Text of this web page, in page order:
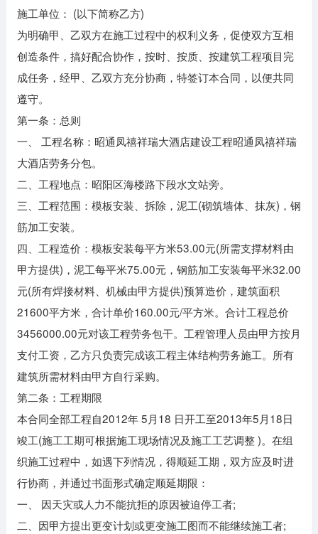
施工单位： (以下简称乙方)
为明确甲、乙双方在施工过程中的权利义务，促使双方互相
创造条件，搞好配合协作，按时、按质、按建筑工程项目完
成任务，经甲、乙双方充分协商，特签订本合同，以便共同
遵守。
第一条：总则
一、 工程名称：昭通凤禧祥瑞大酒店建设工程昭通凤禧祥瑞
大酒店劳务分包。
二、工程地点：昭阳区海楼路下段水文站旁。
三、工程范围：模板安装、拆除，泥工(砌筑墙体、抹灰)，钢
筋加工安装。
四、工程造价：模板安装每平方米53.00元(所需支撑材料由
甲方提供)，泥工每平米75.00元，钢筋加工安装每平米32.00
元(所有焊接材料、机械由甲方提供)预算造价，建筑面积
21600平方米，合计单价160.00元/平方米。合计工程总价
3456000.00元对该工程劳务包干。工程管理人员由甲方按月
支付工资，乙方只负责完成该工程主体结构劳务施工。所有
建筑所需材料由甲方自行采购。
第二条：工程期限
本合同全部工程自2012年 5月18 日开工至2013年5月18日
竣工(施工工期可根据施工现场情况及施工工艺调整 )。在组
织施工过程中，如遇下列情况，得顺延工期，双方应及时进
行协商，并通过书面形式确定顺延期限：
一、 因天灾或人力不能抗拒的原因被迫停工者;
二、因甲方提出更变计划或更变施工图而不能继续施工者;